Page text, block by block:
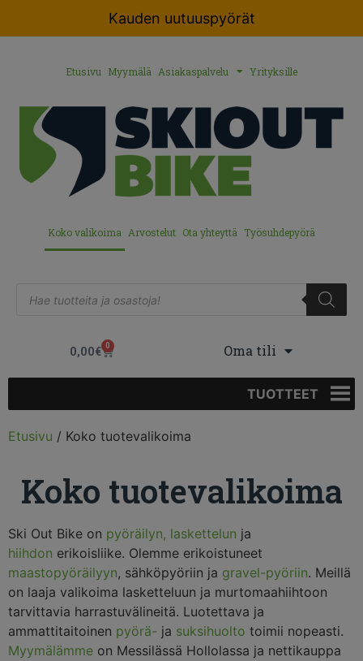
Kauden uutuuspyörät
Etusivu Myymälä Asiakaspalvelu Yrityksille
Koko valikoima Arvostelut Ota yhteyttä Työsuhdepyörä
0,00€ 0 Oma tili
TUOTTEET
Etusivu / Koko tuotevalikoima
Koko tuotevalikoima
Ski Out Bike on pyöräilyn, laskettelun ja
hiihdon erikoisliike. Olemme erikoistuneet
maastopyöräilyyn, sähköpyöriin ja gravel-pyöriin. Meillä
on laaja valikoima lasketteluun ja murtomaahiihtoon
tarvittavia harrastuvälineitä. Luotettava ja
ammattitaitoinen pyörä- ja suksihuolto toimii nopeasti.
Myymälämme on Messilässä Hollolassa ja nettikauppa